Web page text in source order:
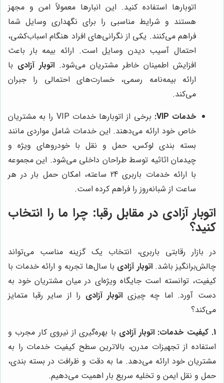
اتوبارها استفاده کنید. این انبارها معمولاً امن و مجهز
هستند و شرایط مناسبی را برای نگهداری وسایل شما
فراهم می‌کنند. یکی از نگرانی‌های افراد هنگام اسباب‌کشی،
احتمال آسیب دیدن وسایل است. ارائه بیمه بار باعث
افزایش اطمینان خاطر مشتریان می‌شود. اتوبار آزادی با
ارائه بیمه‌نامه رسمی، خسارت‌های احتمالی را جبران
می‌کند.
خدمات VIP:
برخی از اتوبارها خدمات VIP را به مشتریان
خاص خود ارائه می‌دهند. این خدمات شامل مواردی مانند
بسته بندی لوکس، حمل و نقل با خودروهای ویژه و
چیدمان اثاثیه توسط طراحان داخلی می‌شود. این مجموعه
با ارائه خدمات باربری 24 ساعته، امکان حمل بار در هر
ساعت از شبانه‌روز را فراهم کرده است.
اتوبار آزادی در مقابل رقبا: چرا ما را انتخاب
کنید؟
در بازار رقابتی باربری، انتخاب یک گزینه مناسب می‌تواند
چالش‌برانگیز باشد.اتوبار آزادی با سال‌ها تجربه و ارائه خدمات با
کیفیت، توانسته است جایگاه ویژه‌ای در میان مشتریان خود به
دست آورد. اما چه چیزی اتوبار آزادی را از سایر رقبا متمایز
می‌کند؟
1. کیفیت خدمات:
اتوبار آزادی با بهره‌گیری از نیروی کار مجرب و
استفاده از تجهیزات مدرن، بالاترین سطح کیفیت خدمات را به
مشتریان خود ارائه می‌دهد. ما به دقت و ظرافت در بسته بندی،
حمل و نقل ایمن و تخلیه سریع بار اهمیت می‌دهیم.